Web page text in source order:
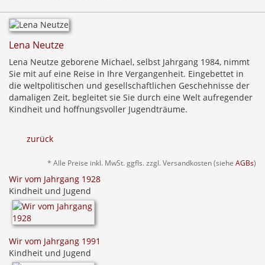
Lena Neutze
Lena Neutze geborene Michael, selbst Jahrgang 1984, nimmt
Sie mit auf eine Reise in Ihre Vergangenheit. Eingebettet in
die weltpolitischen und gesellschaftlichen Geschehnisse der
damaligen Zeit, begleitet sie Sie durch eine Welt aufregender
Kindheit und hoffnungsvoller Jugendträume.
zurück
* Alle Preise inkl. MwSt. ggfls. zzgl. Versandkosten (siehe AGBs)
Wir vom Jahrgang 1928
Kindheit und Jugend
Wir vom Jahrgang 1991
Kindheit und Jugend